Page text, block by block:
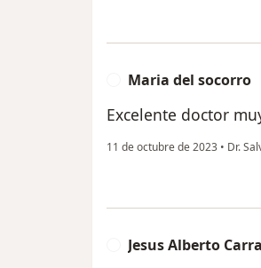
Maria del socorro
Excelente doctor
11 de octubre de 2023 • Dr.
Jesus Alberto